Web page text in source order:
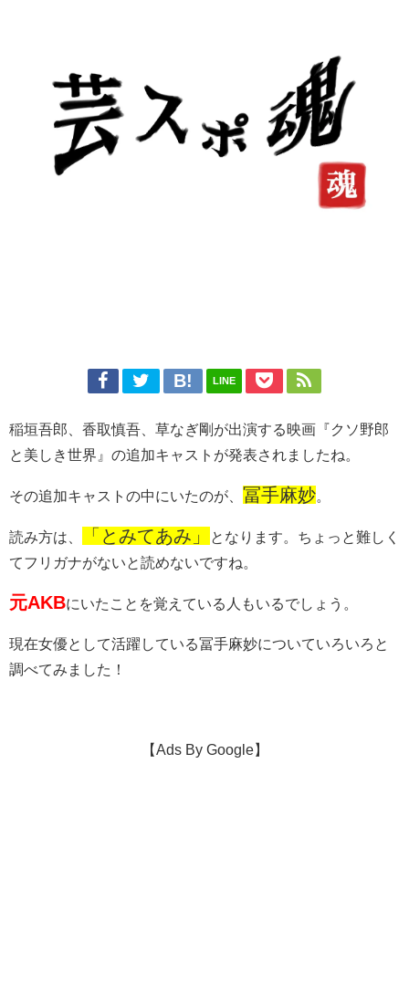
LINE
稲垣吾郎、香取慎吾、草なぎ剛が出演する映画『クソ野郎
と美しき世界』の追加キャストが発表されましたね。
その追加キャストの中にいたのが、 冨手麻妙。
読み方は、 「とみてあみ」
となります。ちょっと難しく
てフリガナがないと読めないですね。
元AKBにいたことを覚えている人もいるでしょう。
現在女優として活躍している冨手麻妙についていろいろと
調べてみました！
【Ads By Google】